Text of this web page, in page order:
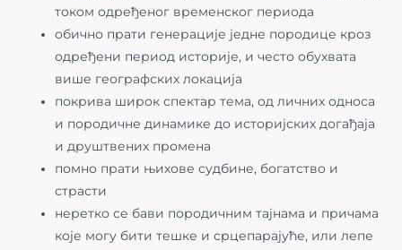
током одређеног временског периода
обично прати генерације једне породице кроз
одређени период историје, и често обухвата
више географских локација
покрива широк спектар тема, од личних односа
и породичне динамике до историјских догађаја
и друштвених промена
помно прати њихове судбине, богатство и
страсти
неретко се бави породичним тајнама и причама
које могу бити тешке и срцепарајуће, или лепе